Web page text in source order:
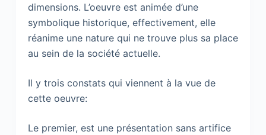
dimensions. L’oeuvre est animée d’une
symbolique historique, effectivement, elle
réanime une nature qui ne trouve plus sa place
au sein de la société actuelle.
Il y trois constats qui viennent à la vue de
cette oeuvre:
Le premier, est une présentation sans artifice